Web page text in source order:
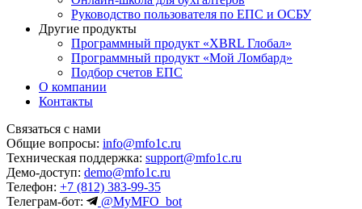
Руководство пользователя по ЕПС и ОСБУ
Другие продукты
Программный продукт «XBRL Глобал»
Программный продукт «Мой Ломбард»
Подбор счетов ЕПС
О компании
Контакты
Связаться с нами
Общие вопросы: info@mfo1c.ru
Техническая поддержка: support@mfo1c.ru
Демо-доступ: demo@mfo1c.ru
Телефон: +7 (812) 383-99-35
Телеграм-бот:
@MyMFO_bot